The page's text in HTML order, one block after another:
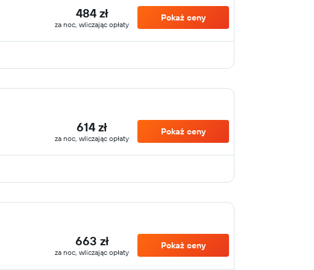
484 zł
za noc, wliczając opłaty
Pokaż ceny
614 zł
za noc, wliczając opłaty
Pokaż ceny
663 zł
za noc, wliczając opłaty
Pokaż ceny